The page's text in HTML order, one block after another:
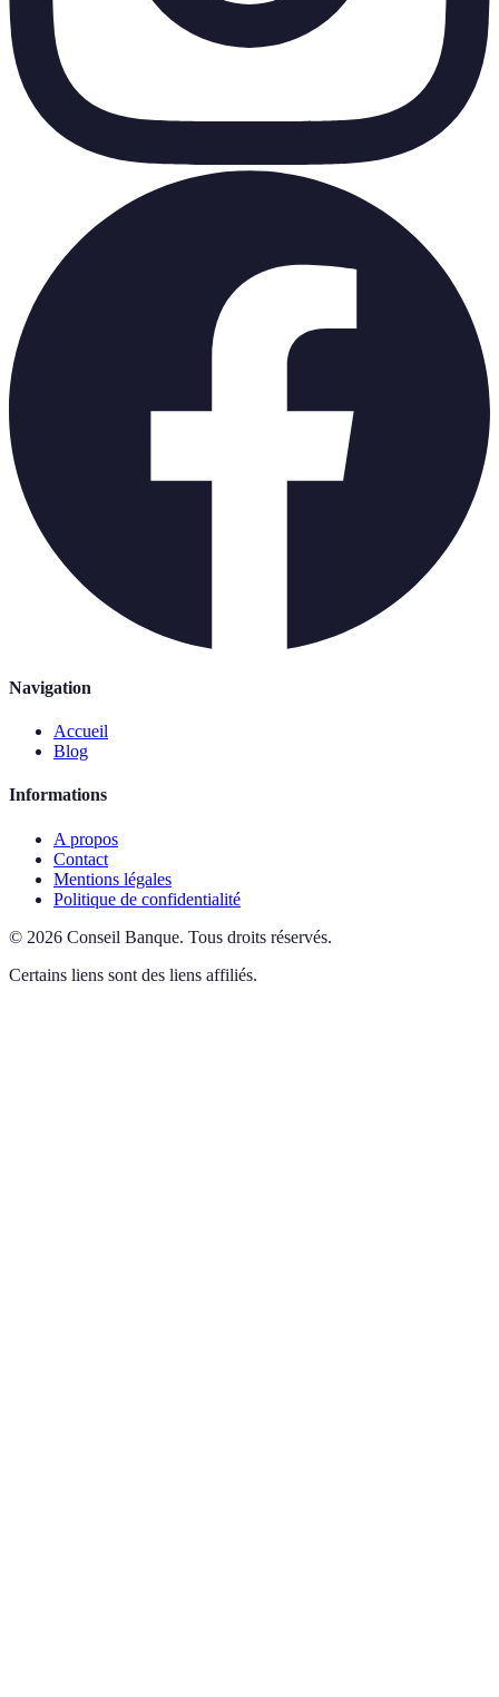
Navigation
Accueil
Blog
Informations
A propos
Contact
Mentions légales
Politique de confidentialité
© 2026 Conseil Banque. Tous droits réservés.
Certains liens sont des liens affiliés.